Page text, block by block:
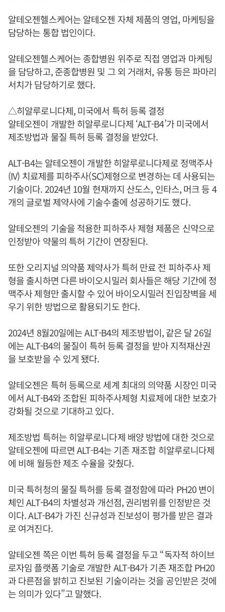
알테오젠헬스케어는 알테오젠 자체 제품의 영업, 마케팅을
담당하는 통합 법인이다.
알테오젠헬스케어는 종합병원 위주로 직접 영업과 마케팅
을 담당하고, 준종합병원 및 그 외 거래처, 유통 등은 파마리
서치가 담당하기로 했다.
△히알루로니다제, 미국에서 특허 등록 결정
알테오젠이 개발한 히알루로니다제 ‘ALT-B4’가 미국에서
제조방법과 물질 특허 등록 결정을 받았다.
ALT-B4는 알테오젠이 개발한 히알루로니다제로 정맥주사
(IV) 치료제를 피하주사(SC)제형으로 변경하는 데 사용되는
기술이다. 2024년 10월 현재까지 산도스, 인타스, 머크 등 4
개의 글로벌 제약사에 기술수출에 성공하기도 했다.
알테오젠의 기술을 적용한 피하주사 제형 제품은 신약으로
인정받아 약물의 특허 기간이 연장된다.
또한 오리지널 의약품 제약사가 특허 만료 전 피하주사 제
형을 출시하면 다른 바이오시밀러 회사들은 해당 기간에 정
맥주사 제형만 출시할 수 있어 바이오시밀러 진입장벽을 세
우기 위한 방법으로 활용되기도 한다.
2024년 8월20일에는 ALT-B4의 제조방법이, 같은 달 26일
에는 ALT-B4의 물질이 특허 등록 결정을 받아 지적재산권
을 보호받을 수 있게 됐다.
알테오젠은 특허 등록으로 세계 최대의 의약품 시장인 미국
에서 ALT-B4와 조합된 피하주사제형 치료제에 대한 보호가
강화될 것으로 기대하고 있다.
제조방법 특허는 히알루로니다제 배양 방법에 대한 것으로
알테오젠에 따르면 ALT-B4는 기존 재조합 히알루로니다제
에 비해 월등한 제조 수율을 갖췄다.
미국 특허청의 물질 특허를 등록 결정함에 따라 PH20 변이
체인 ALT-B4의 차별성과 개선점, 권리범위를 인정받은 것
이다. ALT-B4가 가진 신규성과 진보성이 평가를 받은 결과
로 여겨진다.
알테오젠 쪽은 이번 특허 등록 결정을 두고 “독자적 하이브
로자임 플랫폼 기술로 개발한 ALT-B4가 기존 재조합 PH20
과 다른점을 밝히고 진보된 기술이라는 것을 공인받은 것에
는 의미가 있다”고 말했다.